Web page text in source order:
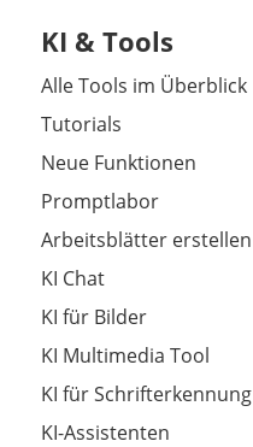
KI & Tools
Alle Tools im Überblick
Tutorials
Neue Funktionen
Promptlabor
Arbeitsblätter erstellen
KI Chat
KI für Bilder
KI Multimedia Tool
KI für Schrifterkennung
KI-Assistenten